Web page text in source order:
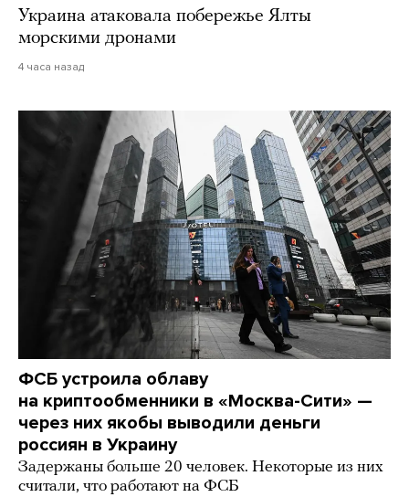
Украина атаковала побережье Ялты
морскими дронами
4 часа назад
ФСБ устроила облаву
на криптообменники в «Москва-Сити» —
через них якобы выводили деньги
россиян в Украину
Задержаны больше 20 человек. Некоторые из них
считали, что работают на ФСБ